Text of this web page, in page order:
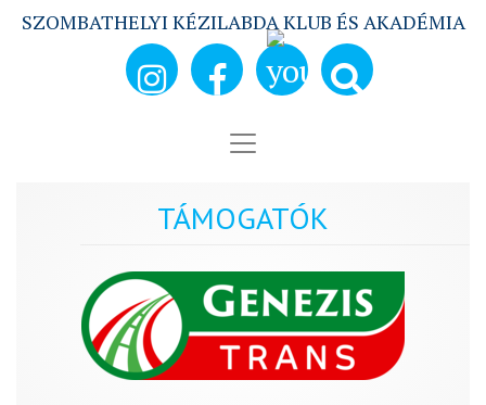
SZOMBATHELYI KÉZILABDA KLUB ÉS AKADÉMIA
TÁMOGATÓK